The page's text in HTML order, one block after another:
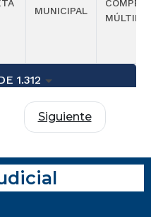
MUNICIPAL
1.312
Siguiente